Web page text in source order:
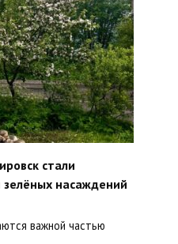
стали
насаждений
важной частью